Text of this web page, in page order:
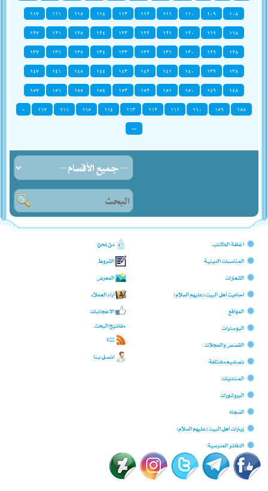
١٠٨
١٠٩ ١١٠ ١١١ ١١٢ ١١٣ ١١٤ ١١٥ ١١٦
١١٧
١١٨
١١٩ ١٢٠ ١٢١ ١٢٢ ١٢٣ ١٢٤ ١٢٥ ١٢٦
١٢٧
١٢٨
١٢٩ ١٣٠ ١٣١ ١٣٢ ١٣٣ ١٣٤ ١٣٥ ١٣٦
١٣٧
١٣٨
١٣٩ ١٤٠ ١٤١ ١٤٢ ١٤٣ ١٤٤ ١٤٥ ١٤٦
١٤٧
١٤٨
١٤٩ ١٥٠ ١٥١ ١٥٢ ١٥٣ ١٥٤ ١٥٥ ١٥٦
١٥٧
١٥٨
١٥٩ ١٦٠ ١٦١ ١٦٢ ١٦٣ ١٦٤ ١٦٥ ١٦٦ ١٦٧
»
»»
أغلفة الكتب
المناسبات الدينية
الشعارات
أحاديث أهل البيت (عليهم السلام)
المواقع
البوسترات
القصص والمجلات
تصاميم مختلفة
المنتديات
البروشورات
السجّاد
زيارات أهل البيت (عليهم السلام)
الدفاتر المدرسية
من نحن؟
الشروط
المعرض
آراء العملاء
الإعجابات
مفاتيح البحث
RSS
اتصل بنا